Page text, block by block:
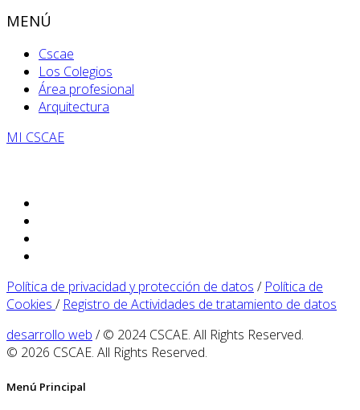
MENÚ
Cscae
Los Colegios
Área profesional
Arquitectura
MI CSCAE
Política de privacidad y protección de datos / Política de
Cookies / Registro de Actividades de tratamiento de datos
desarrollo web / © 2024 CSCAE. All Rights Reserved.
© 2026 CSCAE. All Rights Reserved.
Menú Principal